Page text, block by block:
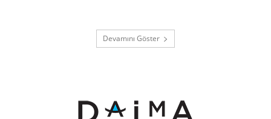
Devamını Göster